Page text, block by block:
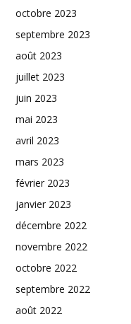
octobre 2023
septembre 2023
août 2023
juillet 2023
juin 2023
mai 2023
avril 2023
mars 2023
février 2023
janvier 2023
décembre 2022
novembre 2022
octobre 2022
septembre 2022
août 2022